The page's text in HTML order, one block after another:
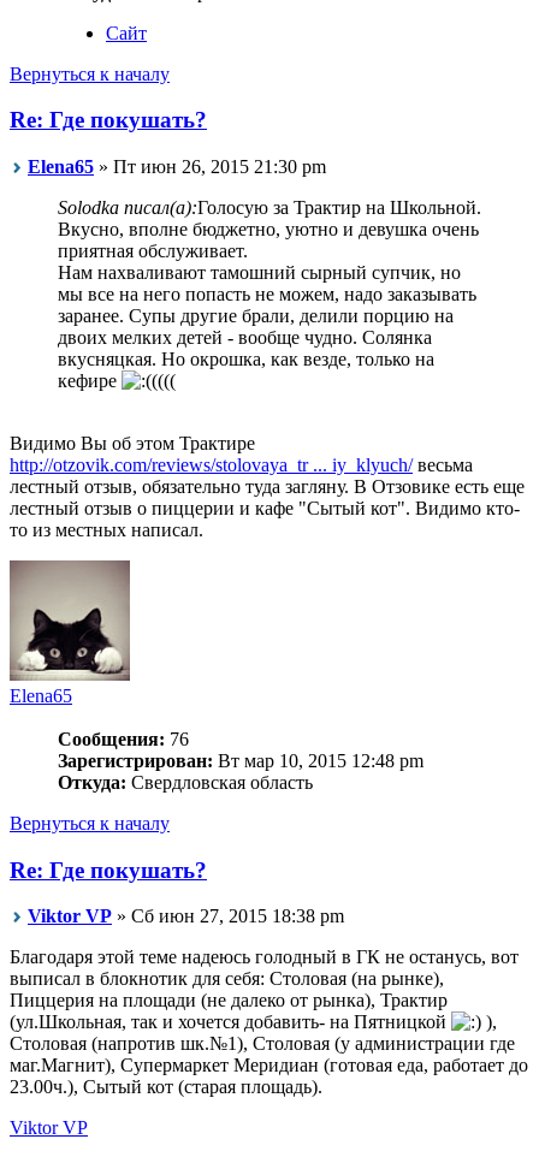
Сайт
Вернуться к началу
Re: Где покушать?
Elena65 » Пт июн 26, 2015 21:30 pm
Solodka писал(а):Голосую за Трактир на Школьной.
Вкусно, вполне бюджетно, уютно и девушка очень
приятная обслуживает.
Нам нахваливают тамошний сырный супчик, но
мы все на него попасть не можем, надо заказывать
заранее. Супы другие брали, делили порцию на
двоих мелких детей - вообще чудно. Солянка
вкусняцкая. Но окрошка, как везде, только на
кефире
((((
Видимо Вы об этом Трактире
http://otzovik.com/reviews/stolovaya_tr ... iy_klyuch/весьма
лестный отзыв, обязательно туда загляну. В Отзовике есть еще
лестный отзыв о пиццерии и кафе "Сытый кот". Видимо кто-
то из местных написал.
Elena65
Сообщения: 76
Зарегистрирован: Вт мар 10, 2015 12:48 pm
Откуда: Свердловская область
Вернуться к началу
Re: Где покушать?
Viktor VP » Сб июн 27, 2015 18:38 pm
Благодаря этой теме надеюсь голодный в ГК не останусь, вот
выписал в блокнотик для себя: Столовая (на рынке),
Пиццерия на площади (не далеко от рынка), Трактир
(ул.Школьная, так и хочется добавить- на Пятницкой
),
Столовая (напротив шк.№1), Столовая (у администрации где
маг.Магнит), Супермаркет Меридиан (готовая еда, работает до
23.00ч.), Сытый кот (старая площадь).
Viktor VP